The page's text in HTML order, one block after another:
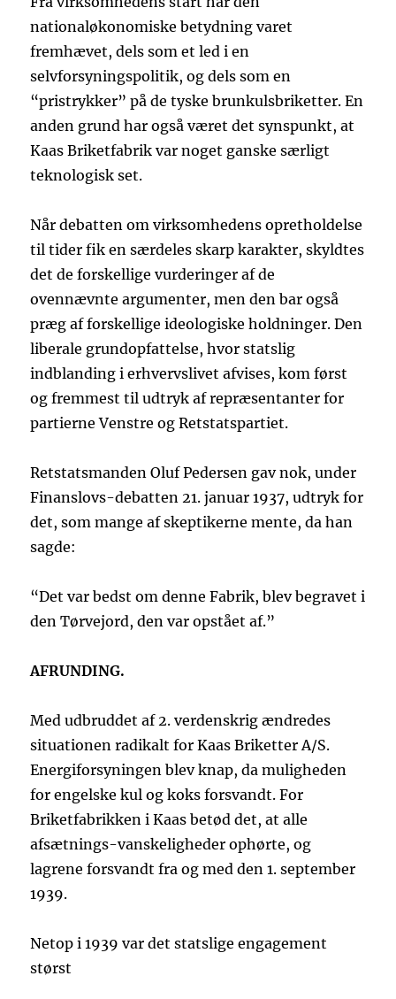
nationaløkonomiske betydning varet
fremhævet, dels som et led i en
selvforsyningspolitik, og dels som en
“pristrykker” på de tyske brunkulsbriketter. En
anden grund har også været det synspunkt, at
Kaas Briketfabrik var noget ganske særligt
teknologisk set.
Når debatten om virksomhedens opretholdelse
til tider fik en særdeles skarp karakter, skyldtes
det de forskellige vurderinger af de
ovennævnte argumenter, men den bar også
præg af forskellige ideologiske holdninger. Den
liberale grundopfattelse, hvor statslig
indblanding i erhvervslivet afvises, kom først
og fremmest til udtryk af repræsentanter for
partierne Venstre og Retstatspartiet.
Retstatsmanden Oluf Pedersen gav nok, under
Finanslovs-debatten 21. januar 1937, udtryk for
det, som mange af skeptikerne mente, da han
sagde:
“Det var bedst om denne Fabrik, blev begravet i
den Tørvejord, den var opstået af.”
AFRUNDING.
Med udbruddet af 2. verdenskrig ændredes
situationen radikalt for Kaas Briketter A/S.
Energiforsyningen blev knap, da muligheden
for engelske kul og koks forsvandt. For
Briketfabrikken i Kaas betød det, at alle
afsætnings-vanskeligheder ophørte, og
lagrene forsvandt fra og med den 1. september
1939.
Netop i 1939 var det statslige engagement
størst